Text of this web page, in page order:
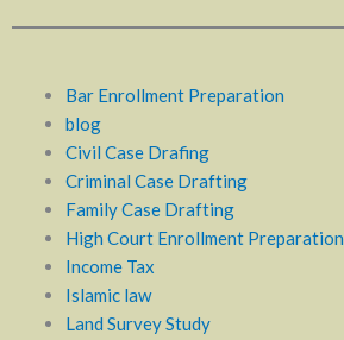
Bar Enrollment Preparation
blog
Civil Case Drafing
Criminal Case Drafting
Family Case Drafting
High Court Enrollment Preparation
Income Tax
Islamic law
Land Survey Study